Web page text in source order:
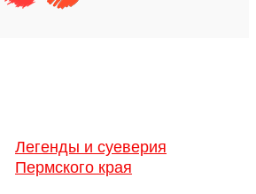
Легенды и суеверия
Пермского края